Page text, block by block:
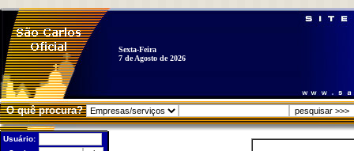
Sexta-Feira
7 de Agosto de 2026
O quê procura?
Usuário: